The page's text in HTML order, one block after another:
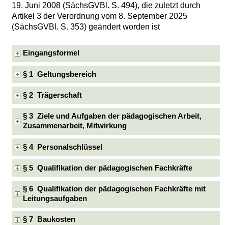
19. Juni 2008 (SächsGVBl. S. 494), die zuletzt durch
Artikel 3 der Verordnung vom 8. September 2025
(SächsGVBl. S. 353) geändert worden ist
Eingangsformel
§ 1 Geltungsbereich
§ 2 Trägerschaft
§ 3 Ziele und Aufgaben der pädagogischen Arbeit,
Zusammenarbeit, Mitwirkung
§ 4 Personalschlüssel
§ 5 Qualifikation der pädagogischen Fachkräfte
§ 6 Qualifikation der pädagogischen Fachkräfte mit
Leitungsaufgaben
§ 7 Baukosten